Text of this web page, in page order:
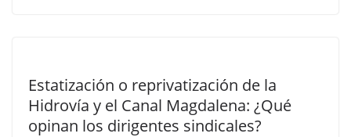
Estatización o reprivatización de la
Hidrovía y el Canal Magdalena: ¿Qué
opinan los dirigentes sindicales?